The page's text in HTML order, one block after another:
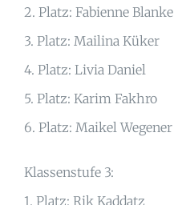
2. Platz: Fabienne Blanke
3. Platz: Mailina Küker
4. Platz: Livia Daniel
5. Platz: Karim Fakhro
6. Platz: Maikel Wegener
Klassenstufe 3:
1. Platz: Rik Kaddatz